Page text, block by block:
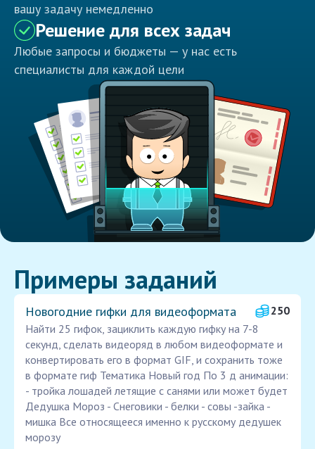
вашу задачу немедленно
Решение для всех задач
Любые запросы и бюджеты — у нас есть
специалисты для каждой цели
Примеры заданий
Новогодние гифки для видеоформата
250
Найти 25 гифок, зациклить каждую гифку на 7-8
секунд, сделать видеоряд в любом видеоформате и
конвертировать его в формат GIF, и сохранить тоже
в формате гиф Тематика Новый год По 3 д анимации:
- тройка лошадей летящие с санями или может будет
Дедушка Мороз - Снеговики - белки - совы -зайка -
мишка Все относящееся именно к русскому дедушек
морозу